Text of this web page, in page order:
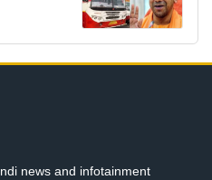
news and infotainment